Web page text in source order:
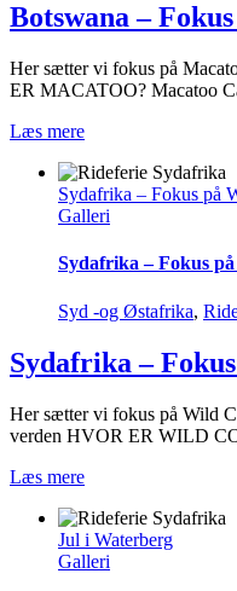
Botswana –
Her sætter vi fokus på
ER MACATOO? Macatoo
Læs mere
Sydafrika – Fokus på
Galleri
Sydafrika – Fokus
Syd -og Østafrika,
Sydafrika –
Her sætter vi fokus på Wild
verden HVOR ER WILD
Læs mere
Jul i Waterberg
Galleri